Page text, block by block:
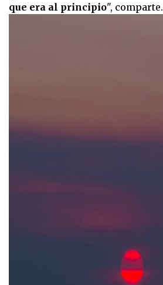
que era al principio", comparte.